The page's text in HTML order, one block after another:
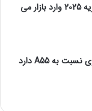
گلکسی اس 25 اسلیم در فوریه 2025 وارد بازار می